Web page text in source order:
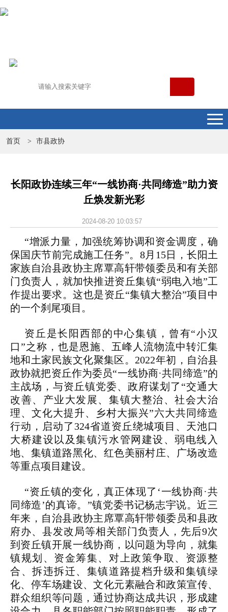
首页 > 市县政协
长阳政协连续三年“一线协商·共同缔造”助力资
丘焕发新光彩
2024-08-20 10:03:57
“增派力量，加强统筹协调和资金调度，确
保国庆节前完成施工任务”。8月15日，长阳土
家族自治县政协主席覃高轩带领委员和有关部
门负责人，就加快推进资丘集镇“弱电入地”工
作提出要求。这也是资丘“集镇大整治”项目中
的一个刹尾项目。
资丘是长阳西部的中心集镇，曾有“小汉
口”之称，也是恩施、五峰人流物流中转汇集
地和土家民族文化聚集区。2022年初，自治县
政协就把资丘作为委员“一线协商·共同缔造”的
主战场，与资丘镇党委、政府谋划了“交通大
改善、产业大发展、集镇大整治、社会大治
理、文化大提升、乡村大振兴”六大共同缔造
行动，启动了324省道资丘绕城项目、天池口
大桥建设以及集镇污水管网建设、弱电线入
地、集镇道路黑化、红色美丽村庄、广场改造
等重点项目建设。
“资丘镇的变化，真正体现了‘一线协商·共
同缔造’的真谛。”镇党委书记杨志宇说。近三
年来，自治县政协主席覃高轩带领委员和县政
府办、县发改局等相关部门负责人，先后9次
到资丘镇开展一线协商，以问题为导向，就集
镇规划、资金筹集、对上政策争取、资源整
合、拆违拆迁、集镇道路提档升级和集镇绿
化、停车场建设、文化元素融合和政策宣传、
群众组织等问题，通过协商达成共识，形成建